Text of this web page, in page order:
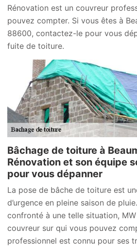
Rénovation est un couvreur
pouvez compter. Si vous êtes à
88600, contactez-le pour vous
fuite de toiture.
Bâchage de toiture à
Rénovation et son équipe
pour vous dépanner
La pose de bâche de toiture est
d’urgence en pleine saison de
confronté à une telle situation,
couvreur sur qui vous pouvez
professionnel est connu pour ses